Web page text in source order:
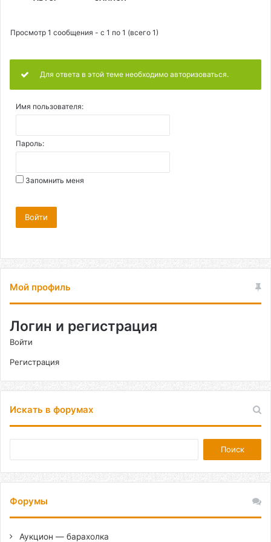
Просмотр 1 сообщения - с 1 по 1 (всего 1)
Для ответа в этой теме необходимо авторизоваться.
Имя пользователя:
Пароль:
Запомнить меня
Войти
Мой профиль
Логин и регистрация
Войти
Регистрация
Искать в форумах
Форумы
Аукцион — барахолка